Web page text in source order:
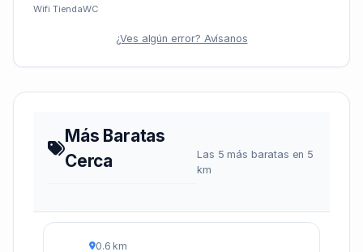
Wifi TiendaWC
¿Ves algún error? Avísanos
Más Baratas
Cerca
Las 5 más baratas en 5
km
0.6 km